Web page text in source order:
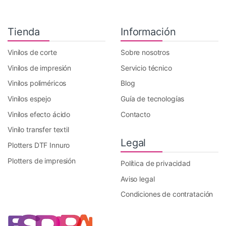
Tienda
Vinilos de corte
Vinilos de impresión
Vinilos poliméricos
Vinilos espejo
Vinilos efecto ácido
Vinilo transfer textil
Plotters DTF Innuro
Plotters de impresión
Información
Sobre nosotros
Servicio técnico
Blog
Guía de tecnologías
Contacto
Legal
Política de privacidad
Aviso legal
Condiciones de contratación